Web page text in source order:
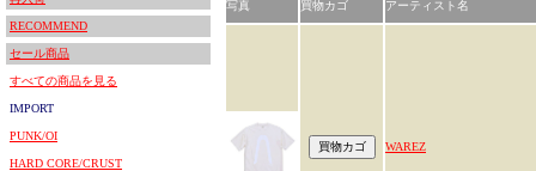
RECOMMEND
セール商品
すべての商品を見る
IMPORT
PUNK/OI
HARD CORE/CRUST
写真 買物カゴ アーティスト名
WAREZ